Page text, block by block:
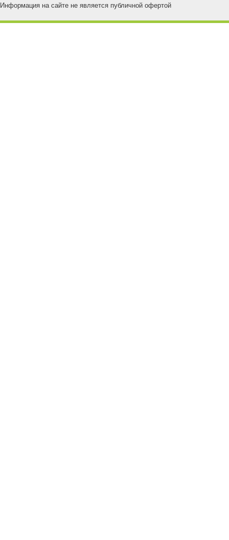
Информация на сайте не является публичной офертой